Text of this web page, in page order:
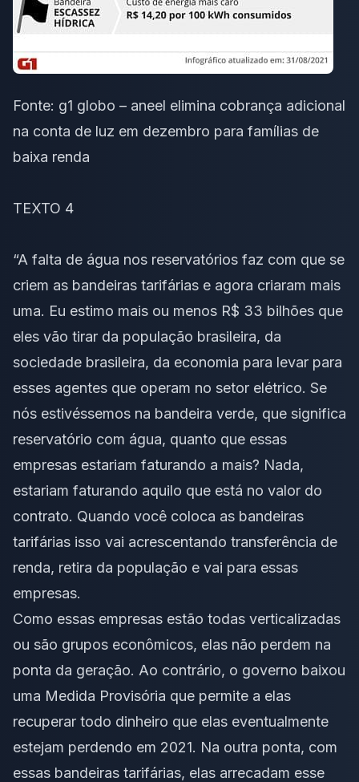
Fonte: g1 globo – aneel elimina cobrança adicional
na conta de luz em dezembro para famílias de
baixa renda
TEXTO 4
“A falta de água nos reservatórios faz com que se
criem as bandeiras tarifárias e agora criaram mais
uma. Eu estimo mais ou menos R$ 33 bilhões que
eles vão tirar da população brasileira, da
sociedade brasileira, da economia para levar para
esses agentes que operam no setor elétrico. Se
nós estivéssemos na bandeira verde, que significa
reservatório com água, quanto que essas
empresas estariam faturando a mais? Nada,
estariam faturando aquilo que está no valor do
contrato. Quando você coloca as bandeiras
tarifárias isso vai acrescentando transferência de
renda, retira da população e vai para essas
empresas.
Como essas empresas estão todas verticalizadas
ou são grupos econômicos, elas não perdem na
ponta da geração. Ao contrário, o governo baixou
uma Medida Provisória que permite a elas
recuperar todo dinheiro que elas eventualmente
estejam perdendo em 2021. Na outra ponta, com
essas bandeiras tarifárias, elas arrecadam esse